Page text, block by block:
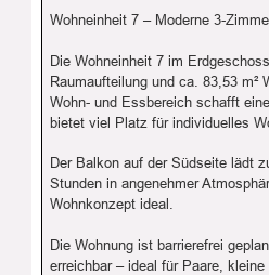
Wohneinheit 7 – Moderne 3-
Die Wohneinheit 7 im
Raumaufteilung und ca. 83,53
Wohn- und Essbereich schafft
bietet viel Platz für individuelles
Der Balkon auf der Südseite lädt
Stunden in angenehmer
Wohnkonzept ideal.
Die Wohnung ist barrierefrei
erreichbar – ideal für Paare,